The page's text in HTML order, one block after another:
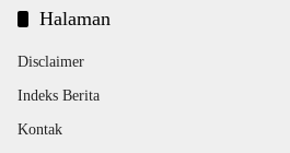
Halaman
Disclaimer
Indeks Berita
Kontak